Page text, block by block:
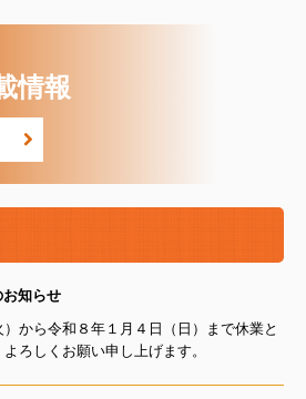
情報
知らせ
から令和８年１月４日（日）まで休業と
ろしくお願い申し上げます。